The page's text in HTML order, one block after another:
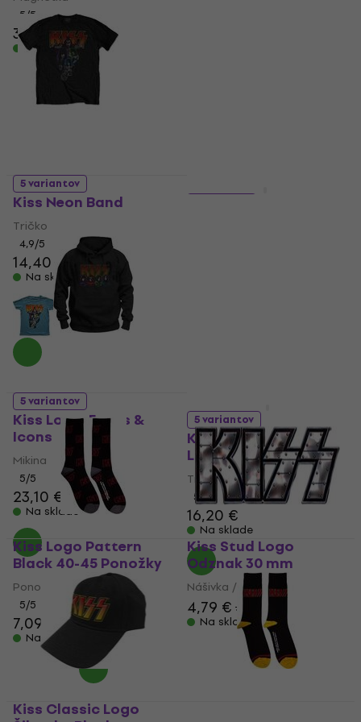
5/5
3,29 €
Na sklade
5 variantov
Kiss Neon Band
Tričko
4,9/5
14,40 €
Na sklade
5 variantov
Kiss Logo, Faces &
Icons
Mikina
5/5
23,10 € 23,50 €
Na sklade
5 variantov
Kiss Destroyer 3D
Logo Stone Wash
Tričko
5/5
16,20 €
Na sklade
Kiss Logo Pattern
Black 40-45 Ponožky
Ponožky
5/5
7,09 €
Na sklade
Kiss Stud Logo
Odznak 30 mm
Nášivka / Odznak
4,79 €4,89 €
Na sklade
Kiss Classic Logo